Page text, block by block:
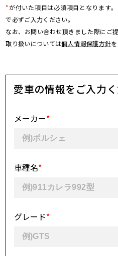
*が付いた項目は必須項目となります
で必ずご入力ください。
なお、お問い合わせ頂きました際にご
取り扱いについては個人情報保護方針
愛車の情報をご入力
メーカー*
車種名*
グレード*